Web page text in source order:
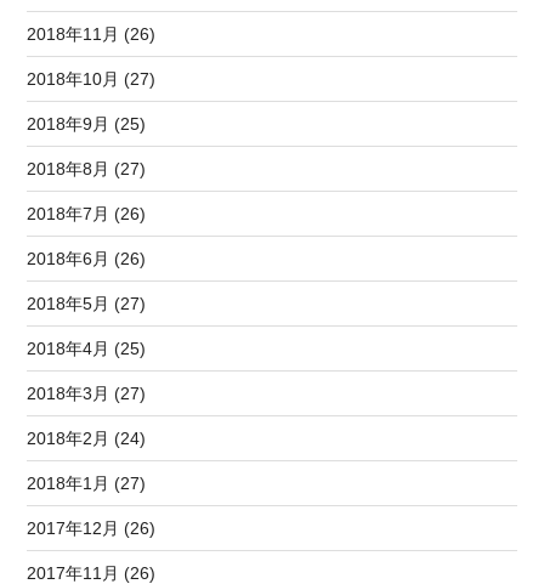
2018年11月 (26)
2018年10月 (27)
2018年9月 (25)
2018年8月 (27)
2018年7月 (26)
2018年6月 (26)
2018年5月 (27)
2018年4月 (25)
2018年3月 (27)
2018年2月 (24)
2018年1月 (27)
2017年12月 (26)
2017年11月 (26)